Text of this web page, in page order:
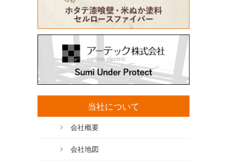
当社について
会社概要
会社地図